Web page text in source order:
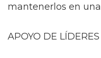
mantenerlos en una
APOYO DE